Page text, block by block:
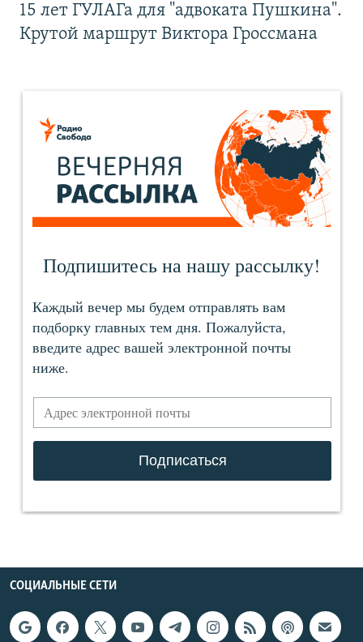
15 лет ГУЛАГа для "адвоката Пушкина".
Крутой маршрут Виктора Гроссмана
СОЦИАЛЬНЫЕ СЕТИ